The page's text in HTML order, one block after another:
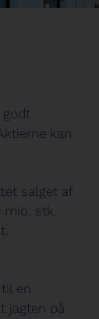
godt
kan
salget af
mio. stk.
en
jagten på